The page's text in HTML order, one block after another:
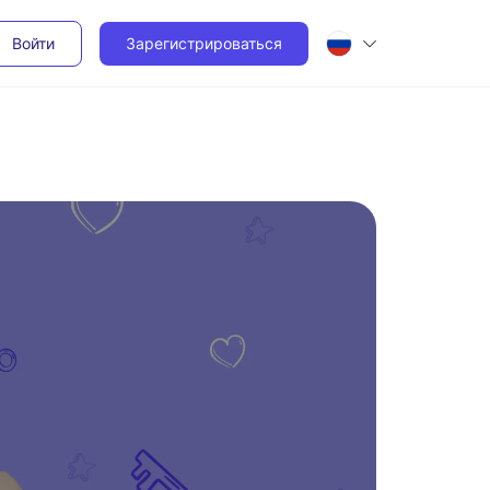
Войти Зарегистрироваться